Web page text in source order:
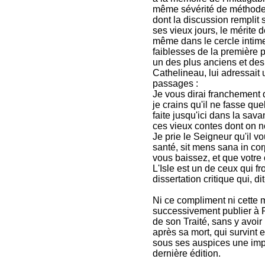
même sévérité de
dont la discussion remplit
ses vieux jours, le mérite
même dans le cercle
faiblesses de la première
un des plus anciens et
Cathelineau, lui adressait
passages :
Je vous dirai franchement
je crains qu'il ne fasse
faite jusqu'ici dans la
ces vieux contes dont on
Je prie le Seigneur qu'il
santé, sit mens sana in
vous baissez, et que
L'Isle est un de ceux qui
dissertation critique qui,
Ni ce compliment ni cette
successivement publier à
de son Traité, sans y
après sa mort, qui survint
sous ses auspices une
dernière édition.